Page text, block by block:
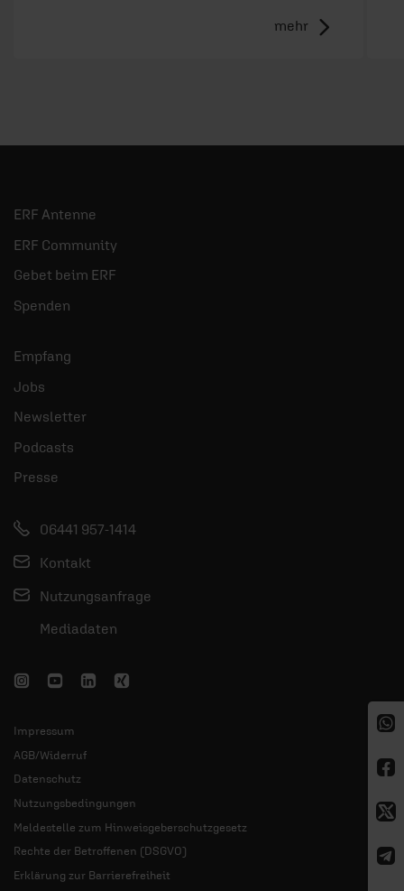
mehr
ERF Antenne
ERF Community
Gebet beim ERF
Spenden
Empfang
Jobs
Newsletter
Podcasts
Presse
06441 957-1414
Kontakt
Nutzungsanfrage
Mediadaten
Impressum
AGB/Widerruf
Datenschutz
Nutzungsbedingungen
Meldestelle zum Hinweisgeberschutzgesetz
Rechte der Betroffenen (DSGVO)
Erklärung zur Barrierefreiheit